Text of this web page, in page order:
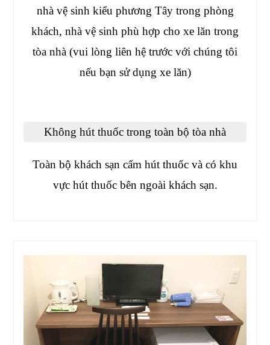
nhà vệ sinh kiểu phương Tây trong phòng
khách, nhà vệ sinh phù hợp cho xe lăn trong
tòa nhà (vui lòng liên hệ trước với chúng tôi
nếu bạn sử dụng xe lăn)
Không hút thuốc trong toàn bộ tòa nhà
Toàn bộ khách sạn cấm hút thuốc và có khu
vực hút thuốc bên ngoài khách sạn.